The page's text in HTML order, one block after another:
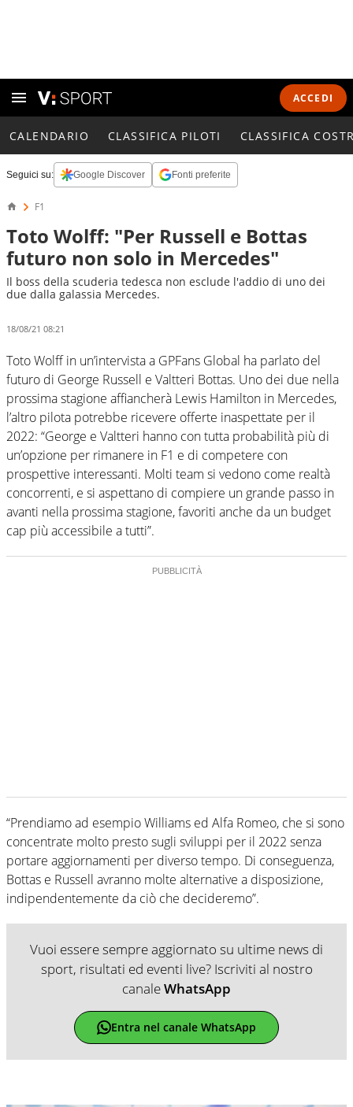
ACCEDI
CALENDARIO CLASSIFICA PILOTI CLASSIFICA
Seguici su: Google Discover Fonti preferite
F1
Toto Wolff: "Per Russell e Bottas
futuro non solo in Mercedes"
Il boss della scuderia tedesca non esclude l'addio di uno dei
due dalla galassia Mercedes.
18/08/21 08:21
Toto Wolff in un’intervista a GPFans Global ha parlato del
futuro di George Russell e Valtteri Bottas. Uno dei due nella
prossima stagione affiancherà Lewis Hamilton in Mercedes,
l’altro pilota potrebbe ricevere offerte inaspettate per il
2022: “George e Valtteri hanno con tutta probabilità più di
un’opzione per rimanere in F1 e di competere con
prospettive interessanti. Molti team si vedono come realtà
concorrenti, e si aspettano di compiere un grande passo in
avanti nella prossima stagione, favoriti anche da un budget
cap più accessibile a tutti”.
“Prendiamo ad esempio Williams ed Alfa Romeo, che si sono
concentrate molto presto sugli sviluppi per il 2022 senza
portare aggiornamenti per diverso tempo. Di conseguenza,
Bottas e Russell avranno molte alternative a disposizione,
indipendentemente da ciò che decideremo”.
Vuoi essere sempre aggiornato su ultime news di
sport, risultati ed eventi live? Iscriviti al nostro
canaleWhatsApp
Entra nel canale WhatsApp